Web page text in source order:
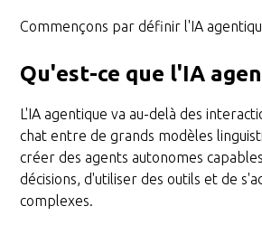
Commençons par définir l'IA
Qu'est-ce que l'IA
L'IA agentique va au-delà des
chat entre de grands modèles
créer des agents autonomes
décisions, d'utiliser des outils et de
complexes.